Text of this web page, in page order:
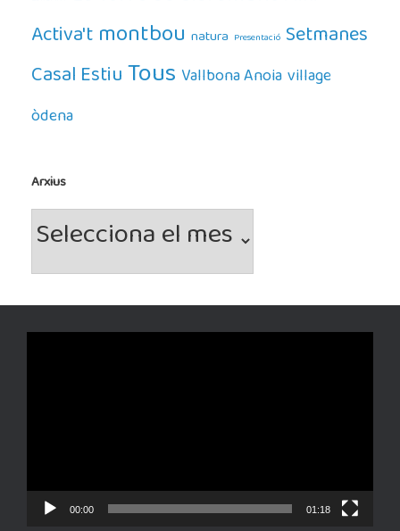
Activa'tmontbou natura Presentació Setmanes
Casal EstiuTousVallbona Anoiavillage
òdena
Arxius
Arxius
Reproductor
00:00 01:18